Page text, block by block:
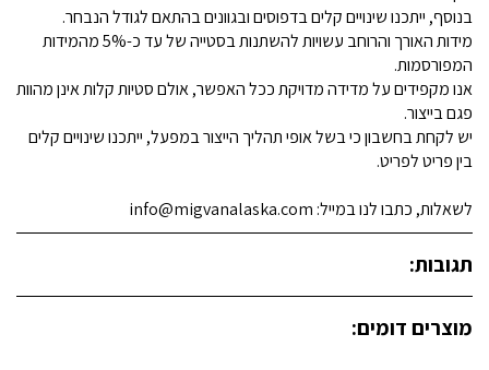
בנוסף, ייתכנו שינויים קלים בדפוסים ובגוונים בהתאם לגודל הנבחר.
מידות האורך והרוחב עשויות להשתנות בסטייה של עד כ-5% מהמידות
המפורסמות.
אנו מקפידים על מדידה מדויקת ככל האפשר, אולם סטיות קלות אינן מהוות
פגם בייצור.
יש לקחת בחשבון כי בשל אופי תהליך הייצור במפעל, ייתכנו שינויים קלים
בין פריט לפריט.
לשאלות, כתבו לנו במייל: info@migvanalaska.com
תגובות:
מוצרים דומים: